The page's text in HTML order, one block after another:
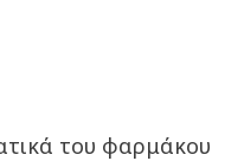
του φαρμάκου